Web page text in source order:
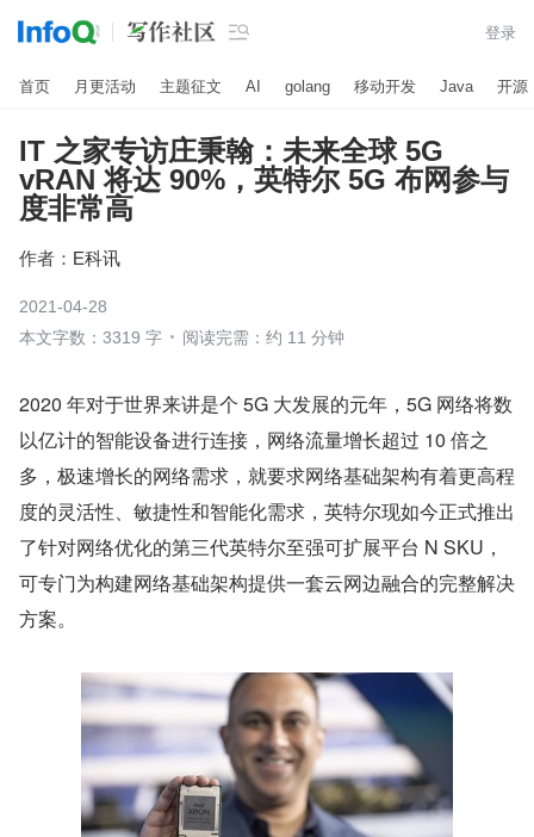
 登录
首页 月更活动 主题征文 AI golang 移动开发 Java 开源
IT 之家专访庄秉翰：未来全球 5G
vRAN 将达 90%，英特尔 5G 布网参与
度非常高
作者： E科讯
2021-04-28
本文字数：3319 字
阅读完需：约 11 分钟
2020 年对于世界来讲是个 5G 大发展的元年，5G 网络将数
以亿计的智能设备进行连接，网络流量增长超过 10 倍之
多，极速增长的网络需求，就要求网络基础架构有着更高程
度的灵活性、敏捷性和智能化需求，英特尔现如今正式推出
了针对网络优化的第三代英特尔至强可扩展平台 N SKU，
可专门为构建网络基础架构提供一套云网边融合的完整解决
方案。